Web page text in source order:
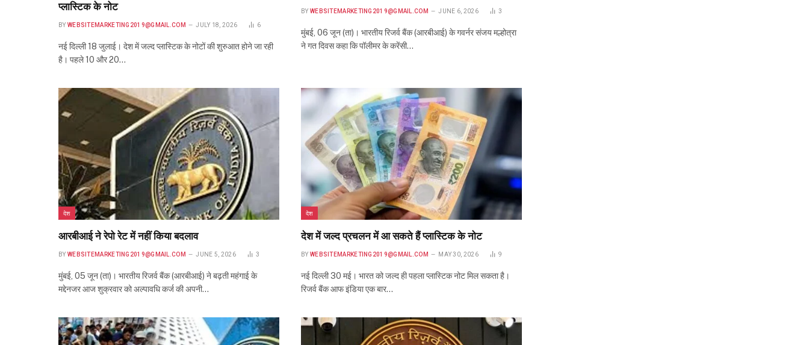
प्लास्टिक के नोट
BY WEBSITEMARKETING2019@GMAIL.COM JULY 18, 2026 6
नई दिल्ली 18 जुलाई। देश में जल्द प्लास्टिक के नोटों की शुरुआत होने जा रही
है। पहले 10 और 20…
BY WEBSITEMARKETING2019@GMAIL.COM JUNE 6, 2026 3
मुंबई, 06 जून (ता)। भारतीय रिजर्व बैंक (आरबीआई) के गवर्नर संजय मल्होत्रा
ने गत दिवस कहा कि पॉलीमर के करेंसी…
देश
आरबीआई ने रेपो रेट में नहीं किया बदलाव
BY WEBSITEMARKETING2019@GMAIL.COM JUNE 5, 2026 3
मुंबई, 05 जून (ता)। भारतीय रिजर्व बैंक (आरबीआई) ने बढ़ती महंगाई के
मद्देनजर आज शुक्रवार को अल्पावधि कर्ज की अपनी…
देश
देश में जल्द प्रचलन में आ सकते हैं प्लास्टिक के नोट
BY WEBSITEMARKETING2019@GMAIL.COM MAY 30, 2026 9
नई दिल्ली 30 मई। भारत को जल्द ही पहला प्लास्टिक नोट मिल सकता है।
रिजर्व बैंक आफ इंडिया एक बार…